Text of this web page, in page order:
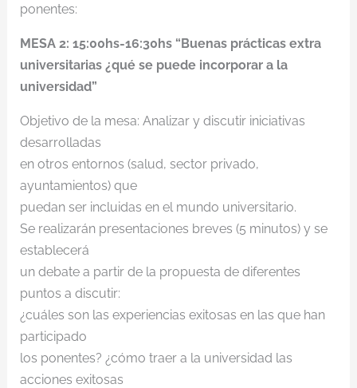
ponentes:
MESA 2: 15:00hs-16:30hs “Buenas prácticas extra
universitarias ¿qué se puede incorporar a la
universidad”
Objetivo de la mesa: Analizar y discutir iniciativas
desarrolladas
en otros entornos (salud, sector privado,
ayuntamientos) que
puedan ser incluidas en el mundo universitario.
Se realizarán presentaciones breves (5 minutos) y se
establecerá
un debate a partir de la propuesta de diferentes
puntos a discutir:
¿cuáles son las experiencias exitosas en las que han
participado
los ponentes? ¿cómo traer a la universidad las
acciones exitosas